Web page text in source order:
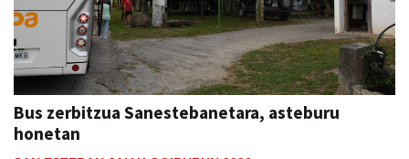
Bus zerbitzua Sanestebanetara, asteburu
honetan